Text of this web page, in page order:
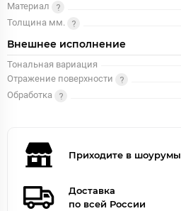
Материал
Толщина мм.
Внешнее исполнение
Тональная вариация
Отражение поверхности
Обработка
Приходите в шоурумы
Доставка
по всей России